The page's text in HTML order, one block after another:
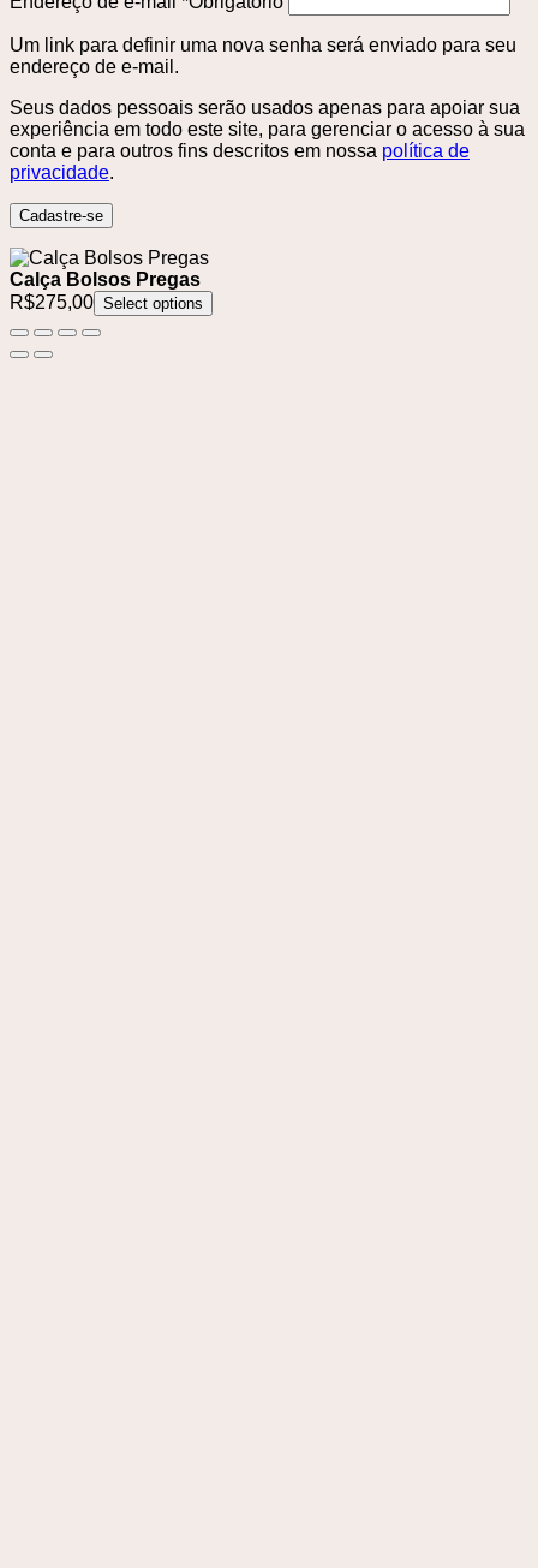
Um link para definir uma nova senha será enviado para seu
endereço de e-mail.
Seus dados pessoais serão usados ​​apenas para apoiar sua
experiência em todo este site, para gerenciar o acesso à sua
conta e para outros fins descritos em nossa política de
privacidade.
Cadastre-se
Calça Bolsos Pregas
R$275,00 Select options